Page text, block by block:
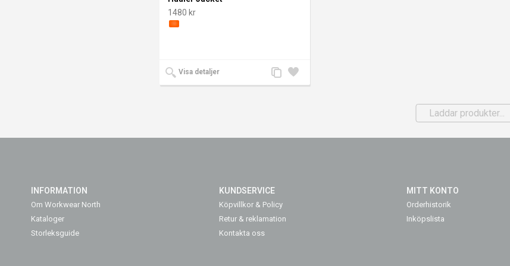
1480 kr
Visa detaljer
Lägg
till i
Lägg
till
Laddar produkter...
INFORMATION
Om Workwear North
Kataloger
Storleksguide
KUNDSERVICE
Köpvillkor & Policy
Retur & reklamation
Kontakta oss
MITT KONTO
Orderhistorik
Inköpslista